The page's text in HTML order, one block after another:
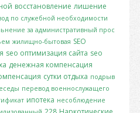
восстановление лишение
по служебной необходимости
за административный прос
жилищно-бытовая SEO
seo оптимизация сайта seo
денежная компенсация
сутки отдыха подрыв
перевод военнослужащего
ипотека несоблюдение